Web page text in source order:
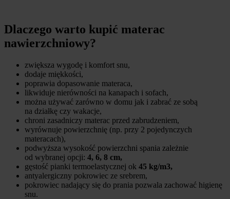
Dlaczego warto kupić materac
nawierzchniowy?
zwiększa wygodę i komfort snu,
dodaje miękkości,
poprawia dopasowanie materaca,
likwiduje nierówności na kanapach i sofach,
można używać zarówno w domu jak i zabrać ze sobą
na działkę czy wakacje,
chroni zasadniczy materac przed zabrudzeniem,
wyrównuje powierzchnię (np. przy 2 pojedynczych
materacach),
podwyższa wysokość powierzchni spania zależnie
od wybranej opcji: 4, 6, 8 cm,
gęstość pianki termoelastycznej ok 45 kg/m3,
antyalergiczny pokrowiec ze srebrem,
pokrowiec nadający się do prania pozwala zachować higienę
snu.